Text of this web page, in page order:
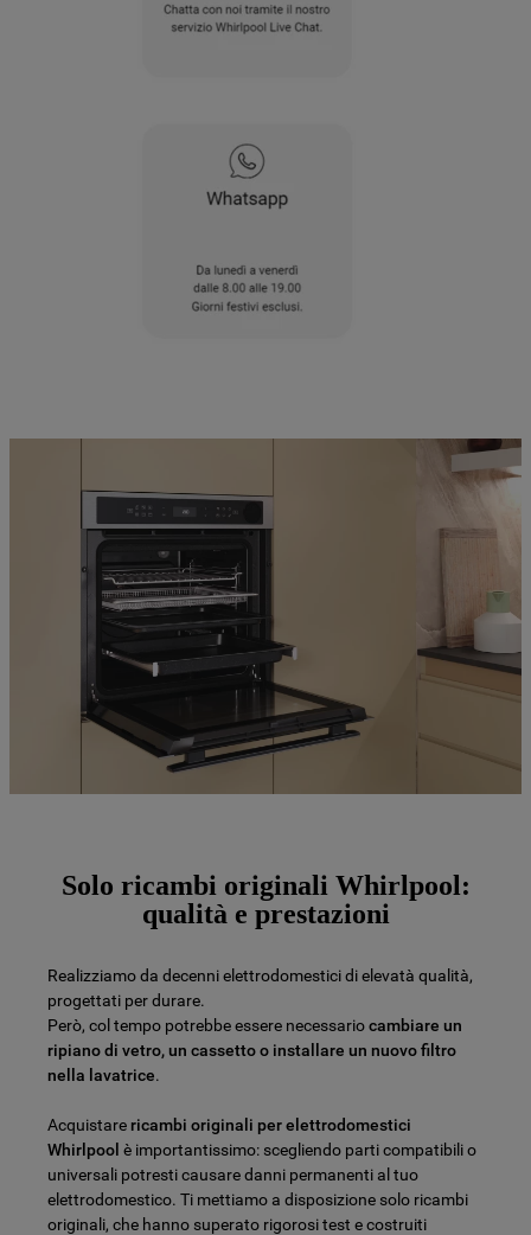
Solo ricambi originali Whirlpool:
qualità e prestazioni
Realizziamo da decenni elettrodomestici di elevatà qualità,
progettati per durare.
Però, col tempo potrebbe essere necessariocambiare un
ripiano di vetro, un cassetto o installare un nuovo filtro
nella lavatrice.
Acquistare ricambi originali per elettrodomestici
Whirlpool è importantissimo: scegliendo parti compatibili o
universali potresti causare danni permanenti al tuo
elettrodomestico. Ti mettiamo a disposizione solo ricambi
originali, che hanno superato rigorosi test e costruiti